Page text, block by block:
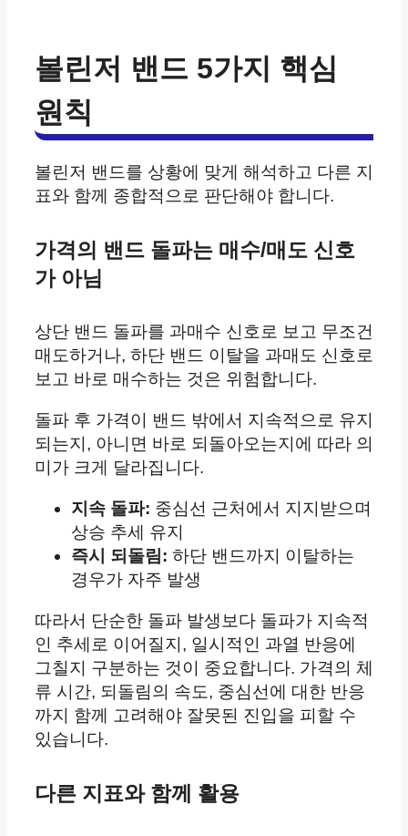
볼린저 밴드 5가지 핵심
원칙
볼린저 밴드를 상황에 맞게 해석하고 다른 지
표와 함께 종합적으로 판단해야 합니다.
가격의 밴드 돌파는 매수/매도 신호
가 아님
상단 밴드 돌파를 과매수 신호로 보고 무조건
매도하거나, 하단 밴드 이탈을 과매도 신호로
보고 바로 매수하는 것은 위험합니다.
돌파 후 가격이 밴드 밖에서 지속적으로 유지
되는지, 아니면 바로 되돌아오는지에 따라 의
미가 크게 달라집니다.
지속 돌파: 중심선 근처에서 지지받으며
상승 추세 유지
즉시 되돌림: 하단 밴드까지 이탈하는
경우가 자주 발생
따라서 단순한 돌파 발생보다 돌파가 지속적
인 추세로 이어질지, 일시적인 과열 반응에
그칠지 구분하는 것이 중요합니다. 가격의 체
류 시간, 되돌림의 속도, 중심선에 대한 반응
까지 함께 고려해야 잘못된 진입을 피할 수
있습니다.
다른 지표와 함께 활용